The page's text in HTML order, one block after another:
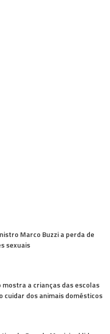
Marco Buzzi a perda de
sexuais
mostra a crianças das escolas
cuidar dos animais domésticos